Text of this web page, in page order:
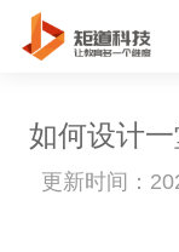
如何设计一
更新时间：